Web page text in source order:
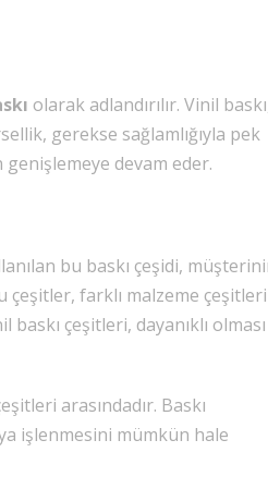
olarak adlandırılır. Vinil
gerekse sağlamlığıyla pek
genişlemeye devam eder.
bu baskı çeşidi,
çeşitler, farklı malzeme çeşitleri
çeşitleri, dayanıklı olması
arasındadır. Baskı
işlenmesini mümkün hale